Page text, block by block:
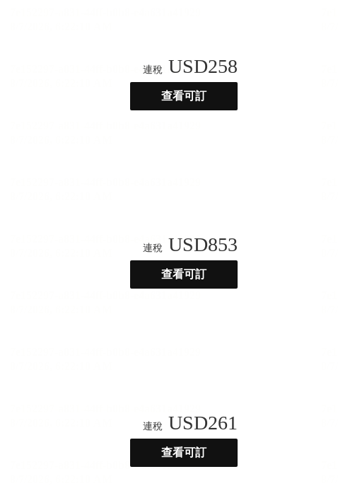
連稅 USD258
查看可訂
連稅 USD853
查看可訂
連稅 USD261
查看可訂